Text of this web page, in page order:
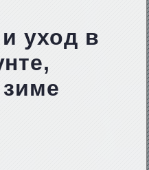
уход в
зиме